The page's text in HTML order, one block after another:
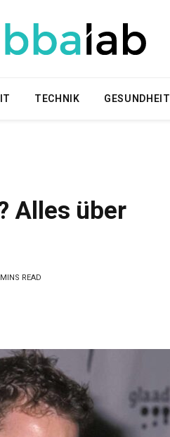
TECHNIK GESUNDHEIT
Alles über
READ